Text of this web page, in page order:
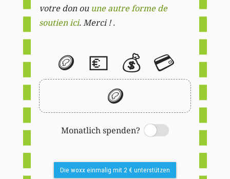
votre don ou une autre forme de
soutien ici. Merci ! .
🪙 💶 💰 💳
🪙
Monatlich spenden?
Switch
Die woxx einmalig mit 2 € unterstützen